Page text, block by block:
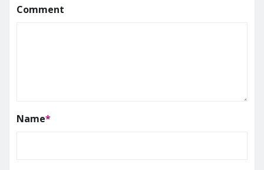
Comment
Name*